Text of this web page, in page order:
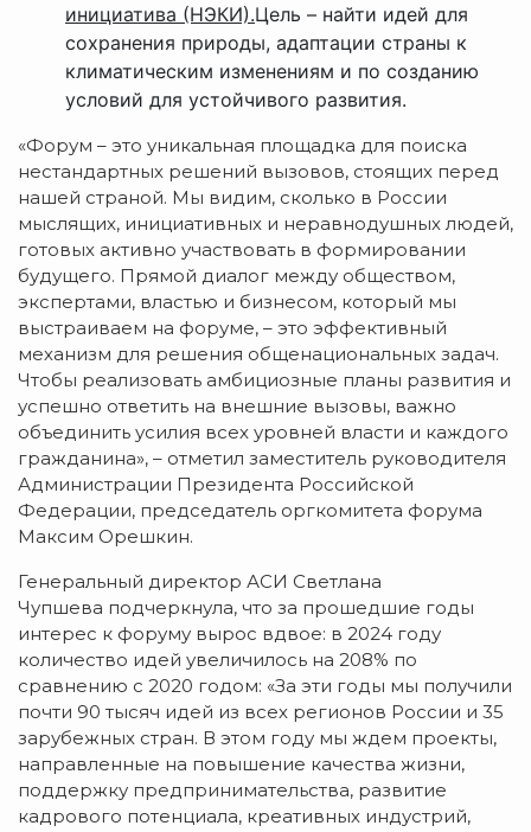
инициатива (НЭКИ).Цель – найти идей для
сохранения природы, адаптации страны к
климатическим изменениям и по созданию
условий для устойчивого развития.
«Форум – это уникальная площадка для поиска
нестандартных решений вызовов, стоящих перед
нашей страной. Мы видим, сколько в России
мыслящих, инициативных и неравнодушных людей,
готовых активно участвовать в формировании
будущего. Прямой диалог между обществом,
экспертами, властью и бизнесом, который мы
выстраиваем на форуме, – это эффективный
механизм для решения общенациональных задач.
Чтобы реализовать амбициозные планы развития и
успешно ответить на внешние вызовы, важно
объединить усилия всех уровней власти и каждого
гражданина», – отметил заместитель руководителя
Администрации Президента Российской
Федерации, председатель оргкомитета форума
Максим Орешкин.
Генеральный директор АСИ Светлана
Чупшева подчеркнула, что за прошедшие годы
интерес к форуму вырос вдвое: в 2024 году
количество идей увеличилось на 208% по
сравнению с 2020 годом: «За эти годы мы получили
почти 90 тысяч идей из всех регионов России и 35
зарубежных стран. В этом году мы ждем проекты,
направленные на повышение качества жизни,
поддержку предпринимательства, развитие
кадрового потенциала, креативных индустрий,